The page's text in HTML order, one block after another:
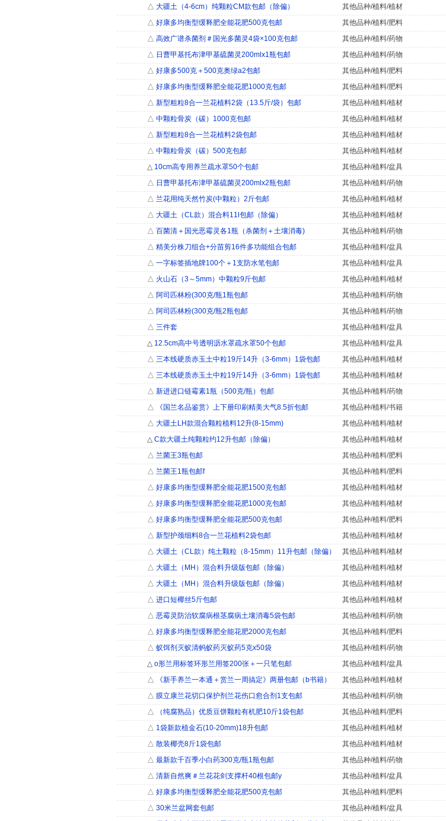
△ 大疆土（4-6cm）纯颗粒CM款包邮（除偏） 其他品种/植料/植材
△ 好康多均衡型缓释肥全能花肥500克包邮 其他品种/植料/肥料
△ 高效广谱杀菌剂＃国光多菌灵4袋×100克包邮 其他品种/植料/药物
△ 日曹甲基托布津甲基硫菌灵200mlx1瓶包邮 其他品种/植料/药物
△ 好康多500克＋500克奥绿a2包邮 其他品种/植料/肥料
△ 好康多均衡型缓释肥全能花肥1000克包邮 其他品种/植料/肥料
△ 新型粗粒8合一兰花植料2袋（13.5斤/袋）包邮 其他品种/植料/植材
△ 中颗粒骨炭（碳）1000克包邮 其他品种/植料/植材
△ 新型粗粒8合一兰花植料2袋包邮 其他品种/植料/植材
△ 中颗粒骨炭（碳）500克包邮 其他品种/植料/植材
△ 10cm高专用养兰疏水罩50个包邮 其他品种/植料/盆具
△ 日曹甲基托布津甲基硫菌灵200mlx2瓶包邮 其他品种/植料/药物
△ 兰花用纯天然竹炭(中颗粒）2斤包邮 其他品种/植料/植材
△ 大疆土（CL款）混合料11l包邮（除偏） 其他品种/植料/植材
△ 百菌清＋国光恶霉灵各1瓶（杀菌剂＋土壤消毒) 其他品种/植料/药物
△ 精美分株刀组合+分苗剪16件多功能组合包邮 其他品种/植料/盆具
△ 一字标签插地牌100个＋1支防水笔包邮 其他品种/植料/盆具
△ 火山石（3～5mm）中颗粒9斤包邮 其他品种/植料/植材
△ 阿司匹林粉(300克/瓶1瓶包邮 其他品种/植料/药物
△ 阿司匹林粉(300克/瓶2瓶包邮 其他品种/植料/药物
△ 三件套 其他品种/植料/盆具
△ 12.5cm高中号透明沥水罩疏水罩50个包邮 其他品种/植料/盆具
△ 三本线硬质赤玉土中粒19斤14升（3-6mm）1袋包邮 其他品种/植料/植材
△ 三本线硬质赤玉土中粒19斤14升（3-6mm）1袋包邮 其他品种/植料/植材
△ 新进进口链霉素1瓶（500克/瓶）包邮 其他品种/植料/药物
△ 《国兰名品鉴赏》上下册印刷精美大气8.5折包邮 其他品种/植料/书籍
△ 大疆土LH款混合颗粒植料12升(8-15mm) 其他品种/植料/植材
△ C款大疆土纯颗粒约12升包邮（除偏） 其他品种/植料/植材
△ 兰菌王3瓶包邮 其他品种/植料/肥料
△ 兰菌王1瓶包邮f 其他品种/植料/肥料
△ 好康多均衡型缓释肥全能花肥1500克包邮 其他品种/植料/植材
△ 好康多均衡型缓释肥全能花肥1000克包邮 其他品种/植料/植材
△ 好康多均衡型缓释肥全能花肥500克包邮 其他品种/植料/肥料
△ 新型护颈细料8合一兰花植料2袋包邮 其他品种/植料/植材
△ 大疆土（CL款）纯土颗粒（8-15mm）11升包邮（除偏） 其他品种/植料/植材
△ 大疆土（MH）混合料升级版包邮（除偏） 其他品种/植料/植材
△ 大疆土（MH）混合料升级版包邮（除偏） 其他品种/植料/植材
△ 进口短椰丝5斤包邮 其他品种/植料/植材
△ 恶霉灵防治软腐病根茎腐病土壤消毒5袋包邮 其他品种/植料/药物
△ 好康多均衡型缓释肥全能花肥2000克包邮 其他品种/植料/肥料
△ 蚁饵剂灭蚁清蚂蚁药灭蚁药5克x50袋 其他品种/植料/药物
△ o形兰用标签环形兰用签200张＋一只笔包邮 其他品种/植料/盆具
△ 《新手养兰一本通＋赏兰一周搞定》两册包邮（b书籍） 其他品种/植料/植材
△ 膜立康兰花切口保护剂兰花伤口愈合剂1支包邮 其他品种/植料/药物
△ （纯腐熟品）优质豆饼颗粒有机肥10斤1袋包邮 其他品种/植料/肥料
△ 1袋新款植金石(10-20mm)18升包邮 其他品种/植料/植材
△ 散装椰壳8斤1袋包邮 其他品种/植料/植材
△ 最新款千百季小白药300克/瓶1瓶包邮 其他品种/植料/药物
△ 清新自然爽＃兰花花剑支撑杆40根包邮y 其他品种/植料/盆具
△ 好康多均衡型缓释肥全能花肥500克包邮 其他品种/植料/肥料
△ 30米兰盆网套包邮 其他品种/植料/盆具